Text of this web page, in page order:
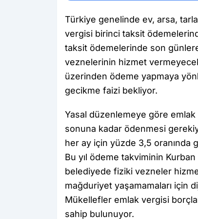
Türkiye genelinde ev, arsa,
vergisi birinci taksit
taksit ödemelerinde son
veznelerinin hizmet
üzerinden ödeme yapmaya
gecikme faizi bekliyor.
Yasal düzenlemeye göre
sonuna kadar ödenmesi
her ay için yüzde 3,5 oranında
Bu yıl ödeme takviminin
belediyede fiziki vezneler
mağduriyet yaşamamaları için
Mükellefler emlak vergisi
sahip bulunuyor.